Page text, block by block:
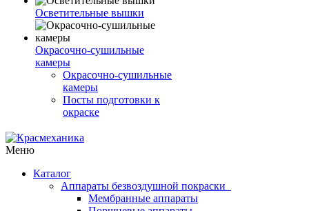
Осветительные вышки
Окрасочно-сушильные
камеры
Окрасочно-сушильные
камеры
Посты подготовки к
окраске
Меню
Каталог
Аппараты безвоздушной покраски
Мембранные аппараты